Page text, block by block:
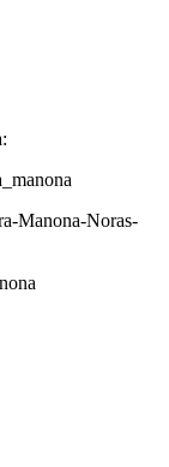
Manona-Noras-